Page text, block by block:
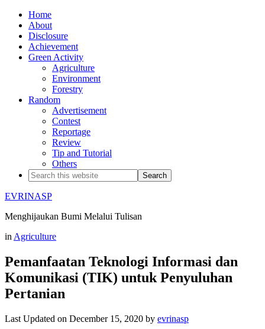
Home
About
Disclosure
Achievement
Green Activity
Agriculture
Environment
Forestry
Random
Advertisement
Contest
Reportage
Review
Tip and Tutorial
Others
EVRINASP
Menghijaukan Bumi Melalui Tulisan
in Agriculture
Pemanfaatan Teknologi Informasi dan
Komunikasi (TIK) untuk Penyuluhan
Pertanian
Last Updated on December 15, 2020 by evrinasp